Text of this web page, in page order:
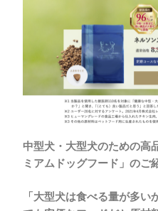
中型犬・大型犬のための高
ミアムドッグフード」のご
「大型犬は食べる量が多い